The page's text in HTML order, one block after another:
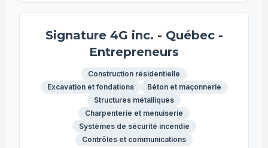
Signature 4G inc. - Québec -
Entrepreneurs
Construction résidentielle
Excavation et fondations
Béton et maçonnerie
Structures métalliques
Charpenterie et menuiserie
Systèmes de sécurité incendie
Contrôles et communications